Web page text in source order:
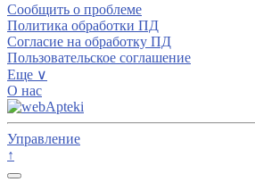
Сообщить о проблеме
Политика обработки ПД
Согласие на обработку ПД
Пользовательское соглашение
Еще ∨
О нас
Управление
↑